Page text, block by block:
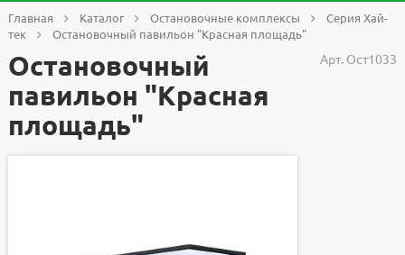
Главная Каталог Остановочные комплексы
Серия Хай-
тек
Остановочный павильон "Красная площадь"
Арт. Ост1033
Остановочный
павильон "Красная
площадь"